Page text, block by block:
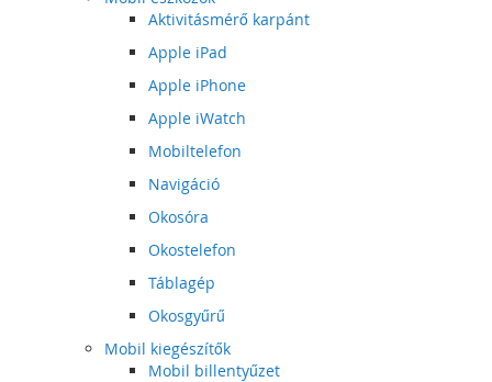
Aktivitásmérő karpánt
Apple iPad
Apple iPhone
Apple iWatch
Mobiltelefon
Navigáció
Okosóra
Okostelefon
Táblagép
Okosgyűrű
Mobil kiegészítők
Mobil billentyűzet